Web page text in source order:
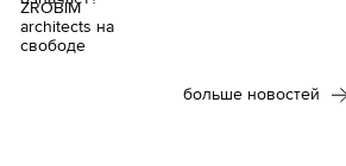
больше новостей